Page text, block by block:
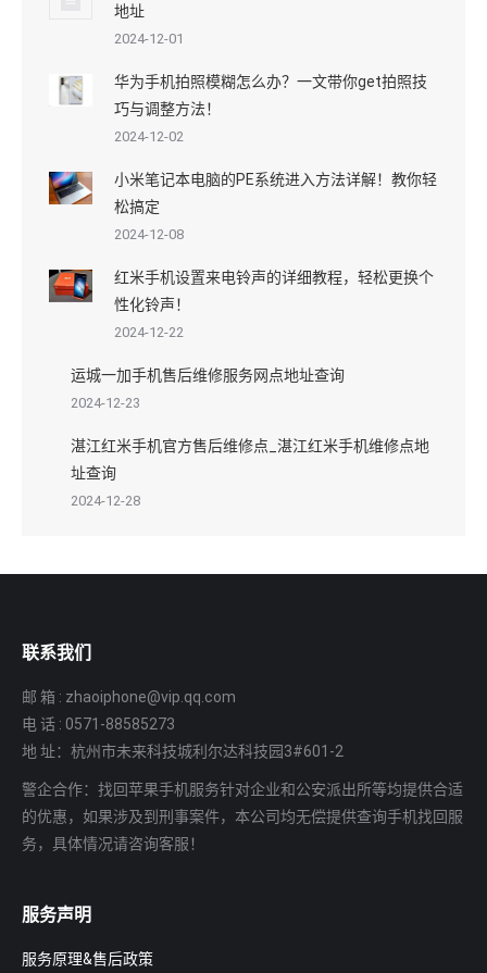
地址
2024-12-01
华为手机拍照模糊怎么办？一文带你get拍照技
巧与调整方法！
2024-12-02
小米笔记本电脑的PE系统进入方法详解！教你轻
松搞定
2024-12-08
红米手机设置来电铃声的详细教程，轻松更换个
性化铃声！
2024-12-22
运城一加手机售后维修服务网点地址查询
2024-12-23
湛江红米手机官方售后维修点_湛江红米手机维修点地
址查询
2024-12-28
联系我们
邮 箱 : zhaoiphone@vip.qq.com
电 话 : 0571-88585273
地 址：杭州市未来科技城利尔达科技园3#601-2
警企合作：找回苹果手机服务针对企业和公安派出所等均提供合适
的优惠，如果涉及到刑事案件，本公司均无偿提供查询手机找回服
务，具体情况请咨询客服！
服务声明
服务原理&售后政策